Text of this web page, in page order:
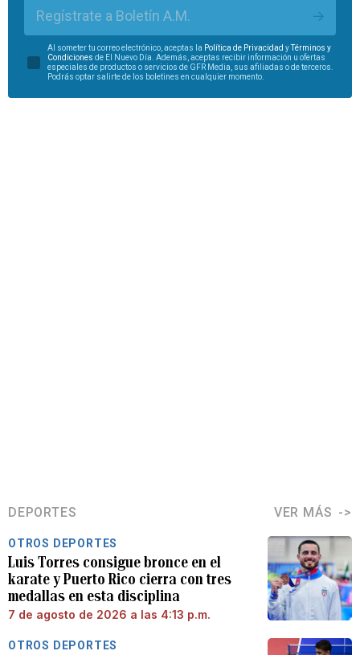
Regístrate a Boletín A.M.
Al someter tu correo electrónico, aceptas la Política de Privacidad yTérminos y
Condiciones de El Nuevo Día. Además, aceptas recibir información u ofertas
especiales de productos o servicios de GFR Media, sus afiliadas o de terceros.
Podrás optar salirte de los boletines en cualquier momento.
DEPORTES VER MÁS
OTROS DEPORTES
Luis Torres consigue bronce en el
karate y Puerto Rico cierra con tres
medallas en esta disciplina
7 de agosto de 2026 a las 4:13 p.m.
OTROS DEPORTES